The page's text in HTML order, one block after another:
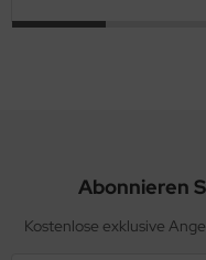
Abonnieren
Kostenlose exklusive